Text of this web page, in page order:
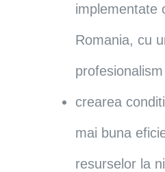
implementate
Romania, cu
profesionalism
crearea
mai buna
resurselor la